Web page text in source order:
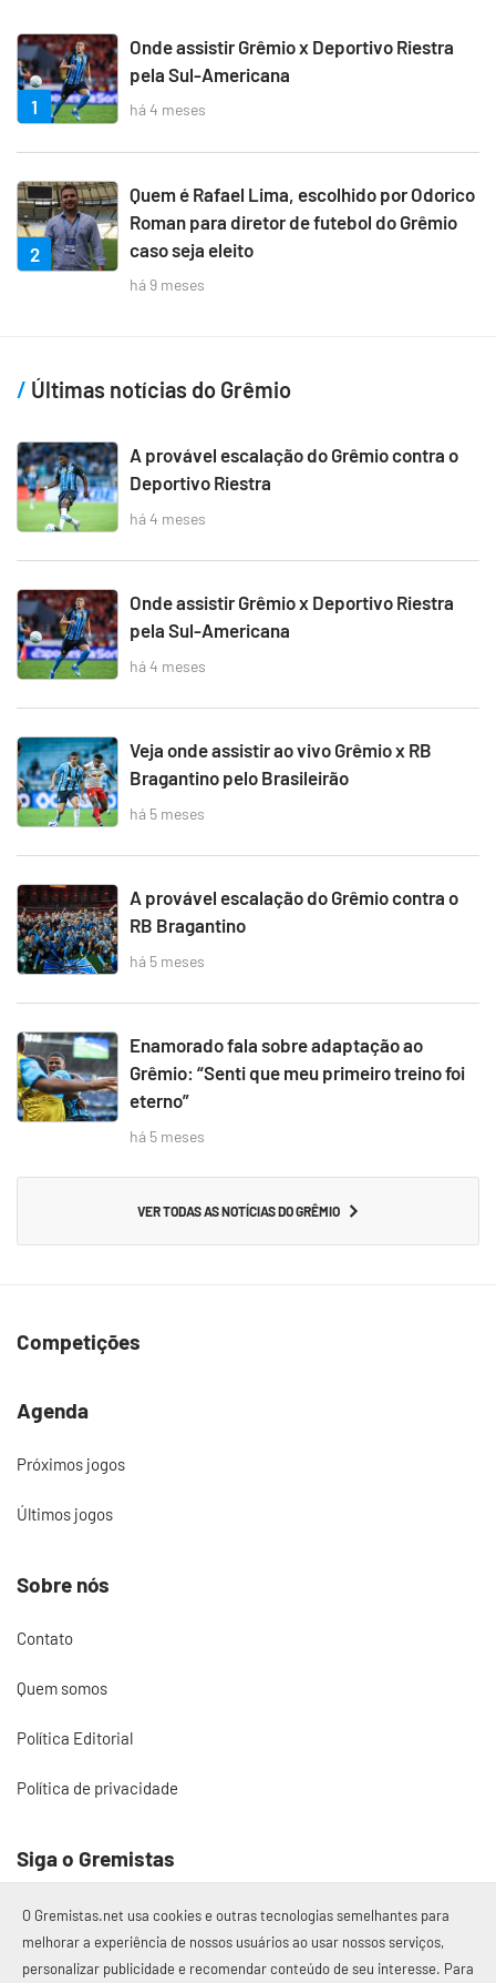
1
Onde assistir Grêmio x Deportivo Riestra
pela Sul-Americana
há 4 meses
2
Quem é Rafael Lima, escolhido por Odorico
Roman para diretor de futebol do Grêmio
caso seja eleito
há 9 meses
Últimas notícias do Grêmio
A provável escalação do Grêmio contra o
Deportivo Riestra
há 4 meses
Onde assistir Grêmio x Deportivo Riestra
pela Sul-Americana
há 4 meses
Veja onde assistir ao vivo Grêmio x RB
Bragantino pelo Brasileirão
há 5 meses
A provável escalação do Grêmio contra o
RB Bragantino
há 5 meses
Enamorado fala sobre adaptação ao
Grêmio: “Senti que meu primeiro treino foi
eterno”
há 5 meses
VER TODAS AS NOTÍCIAS DO GRÊMIO
Competições
Agenda
Próximos jogos
Últimos jogos
Sobre nós
Contato
Quem somos
Política Editorial
Política de privacidade
Siga o Gremistas
© 2017 – 2026 Gremistas.net
O Gremistas.net usa cookies e outras tecnologias semelhantes para
melhorar a experiência de nossos usuários ao usar nossos serviços,
personalizar publicidade e recomendar conteúdo de seu interesse. Para